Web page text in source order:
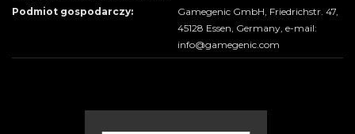
Podmiot gospodarczy:
Gamegenic GmbH, Friedrichstr. 47,
45128 Essen, Germany, e-mail:
info@gamegenic.com